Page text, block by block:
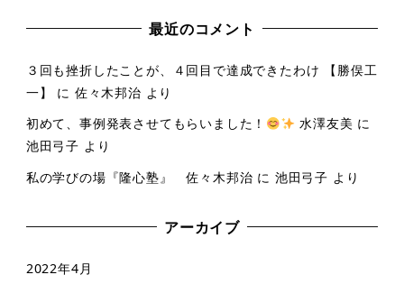
最近のコメント
３回も挫折したことが、４回目で達成できたわけ 【勝俣工
一】
に 佐々木邦治 より
初めて、事例発表させてもらいました！
水澤友美 に
池田弓子 より
私の学びの場『隆心塾』 佐々木邦治 に 池田弓子 より
アーカイブ
2022年4月